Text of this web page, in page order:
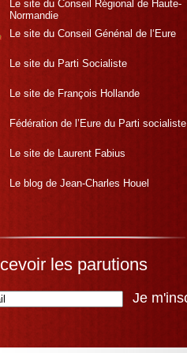
Le site du Conseil Régional de Haute-
Normandie
Le site du Conseil Génénal de l‘Eure
Le site du Parti Socialiste
Le site de François Hollande
Fédération de l’Eure du Parti socialiste
Le site de Laurent Fabius
Le blog de Jean-Charles Houel
les parutions